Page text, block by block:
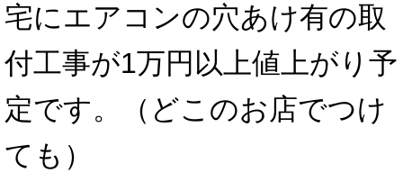
宅にエアコンの穴あけ有の取
付工事が1万円以上値上がり予
定です。（どこのお店でつけ
ても）